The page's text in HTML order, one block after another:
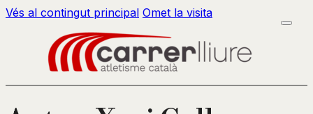
Vés al contingut principal Omet la visita